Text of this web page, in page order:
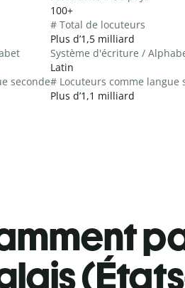
seconde
100+
# Total de locuteurs
Plus d’1,5 milliard
Système d'écriture /
Latin
# Locuteurs comme langue
Plus d’1,1 milliard